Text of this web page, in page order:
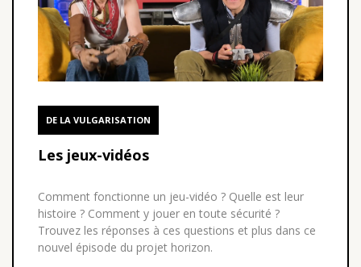
DE LA VULGARISATION
Les jeux-vidéos
Comment fonctionne un jeu-vidéo ? Quelle est leur
histoire ? Comment y jouer en toute sécurité ?
Trouvez les réponses à ces questions et plus dans ce
nouvel épisode du projet horizon.